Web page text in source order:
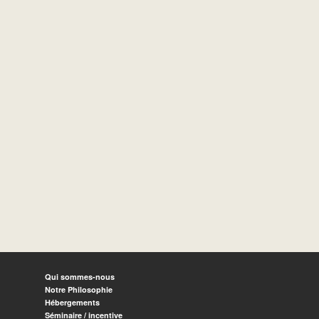
Qui sommes-nous
Notre Philosophie
Hébergements
Séminaire / incentive